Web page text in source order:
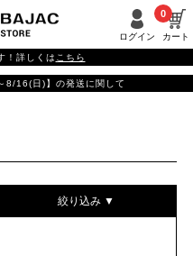
ログイン カート
0
！詳しくは こちら
8/16(日)】の発送に関して
絞り込み ▼